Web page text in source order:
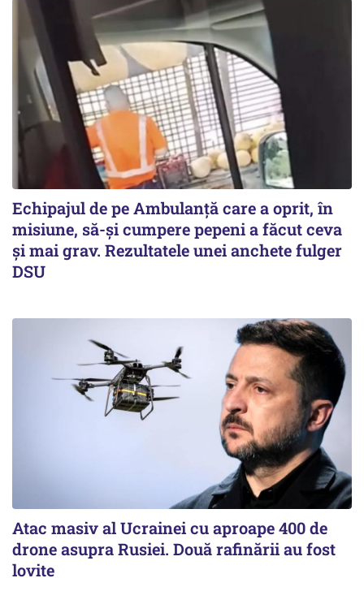
Echipajul de pe Ambulanță care a oprit, în
misiune, să-și cumpere pepeni a făcut ceva
și mai grav. Rezultatele unei anchete fulger
DSU
Atac masiv al Ucrainei cu aproape 400 de
drone asupra Rusiei. Două rafinării au fost
lovite